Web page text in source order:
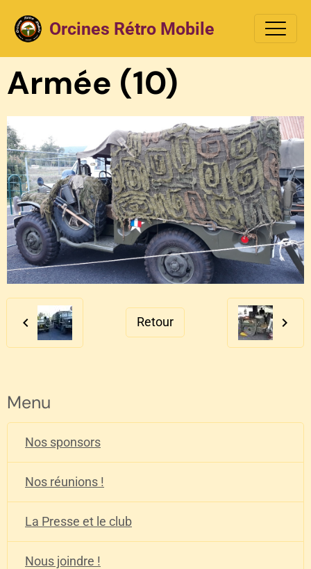
Orcines Rétro Mobile
Armée (10)
Retour
Menu
Nos sponsors
Nos réunions !
La Presse et le club
Nous joindre !